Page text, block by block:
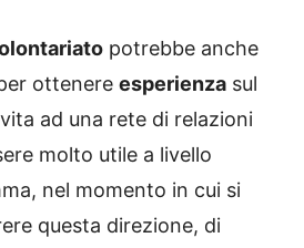
potrebbe anche
ottenere esperienza sul
ad una rete di relazioni
molto utile a livello
nel momento in cui si
questa direzione, di